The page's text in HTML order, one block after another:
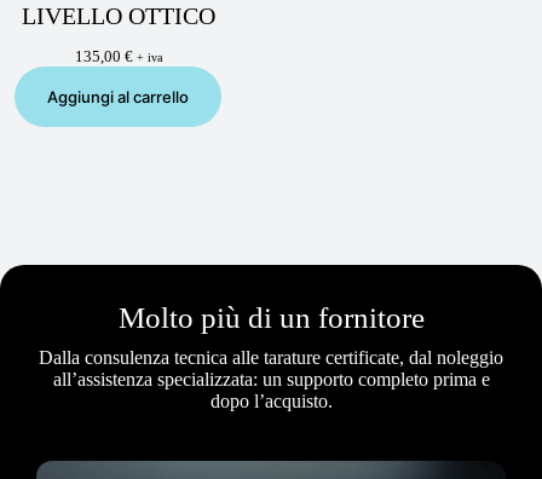
LIVELLO OTTICO
135,00 € + iva
Aggiungi al carrello
Molto più di un fornitore
Dalla consulenza tecnica alle tarature certificate, dal noleggio
all’assistenza specializzata: un supporto completo prima e
dopo l’acquisto.